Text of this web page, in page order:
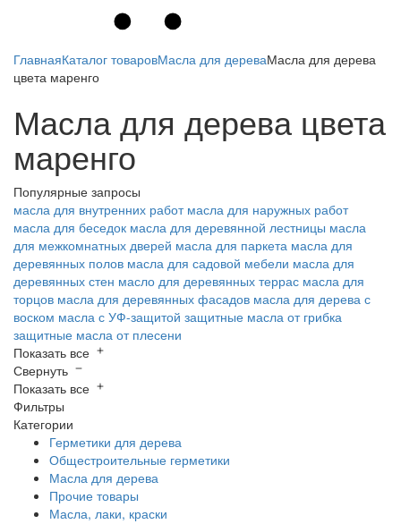
ГлавнаяКаталог товаровМасла для дереваМасла для дерева
цвета маренго
Масла для дерева цвета
маренго
Популярные запросы
масла для внутренних работ масла для наружных работ
масла для беседок масла для деревянной лестницы масла
для межкомнатных дверей масла для паркета масла для
деревянных полов масла для садовой мебели масла для
деревянных стен масло для деревянных террас масла для
торцов масла для деревянных фасадов масла для дерева с
воском масла с УФ-защитой защитные масла от грибка
защитные масла от плесени
Показать все
Свернуть
Показать все
Фильтры
Категории
Герметики для дерева
Общестроительные герметики
Масла для дерева
Прочие товары
Масла, лаки, краски